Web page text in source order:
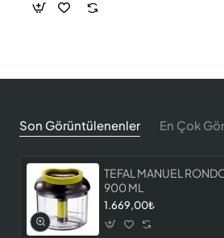
Son Görüntülenenler En Çok
TEFAL MANUEL
900 ML
1.669,00₺